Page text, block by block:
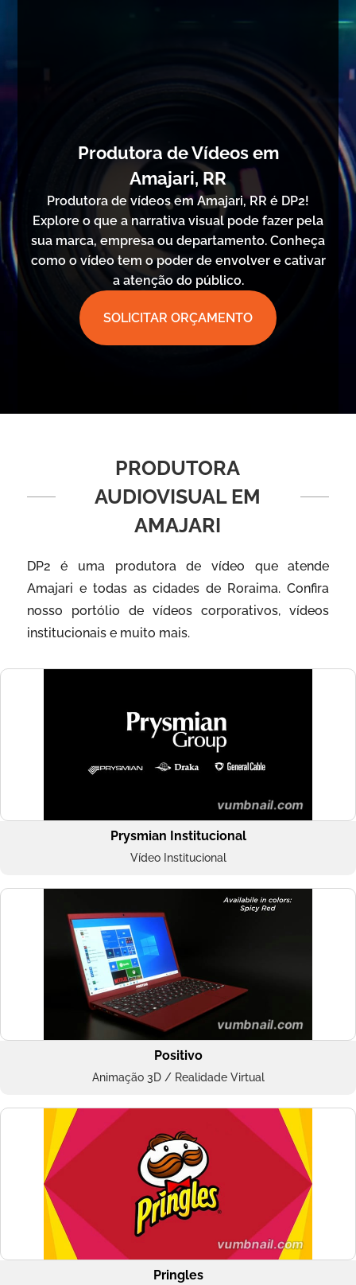
Produtora de Vídeos em
Amajari, RR
Produtora de vídeos em Amajari, RR é DP2!
Explore o que a narrativa visual pode fazer pela
sua marca, empresa ou departamento. Conheça
como o vídeo tem o poder de envolver e cativar
a atenção do público.
SOLICITAR ORÇAMENTO
PRODUTORA
AUDIOVISUAL EM
AMAJARI
DP2 é uma produtora de vídeo que atende
Amajari e todas as cidades de Roraima. Confira
nosso portólio de vídeos corporativos, vídeos
institucionais e muito mais.
Prysmian Institucional
Vídeo Institucional
Positivo
Animação 3D / Realidade Virtual
Pringles